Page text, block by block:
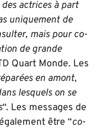
actrices à part
uniquement de
mais pour co-
de grande
Quart Monde. Les
en amont,
lesquels on se
“. Les messages de
être “co-